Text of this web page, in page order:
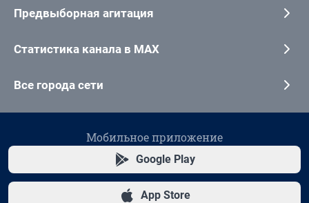
Предвыборная агитация
Статистика канала в MAX
Все города сети
Мобильное приложение
Google Play
App Store